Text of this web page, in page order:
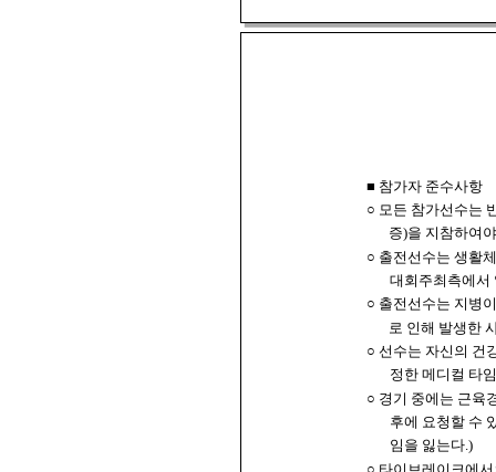
■ 참가자 준수사항
○ 모든 참가선수는
증)을 지참하여
○ 출전선수는 생활
대회주최측에서
○ 출전선수는 지병
로 인해 발생한
○ 선수는 자신의 건
정한 메디컬 타
○ 경기 중에는 근육
후에 요청할 수
임을 잃는다.)